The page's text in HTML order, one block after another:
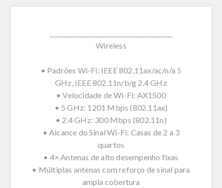
Wireless
• Padrões Wi-Fi: IEEE 802.11ax/ac/n/a 5
GHz, IEEE 802.11n/b/g 2.4 GHz
• Velocidade de Wi-Fi: AX1500
• 5 GHz: 1201 Mbps (802.11ax)
• 2.4 GHz: 300 Mbps (802.11n)
• Alcance do Sinal Wi-Fi: Casas de 2 a 3
quartos
• 4× Antenas de alto desempenho fixas
• Múltiplas antenas com reforço de sinal para
ampla cobertura